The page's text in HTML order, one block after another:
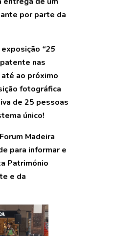
por parte da
“25
nas
ao próximo
fotográfica
de 25 pessoas
único!
Madeira
para informar e
Património
e da